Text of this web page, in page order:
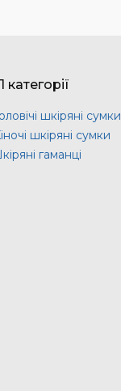
шкіряні сумки
шкіряні сумки
гаманці